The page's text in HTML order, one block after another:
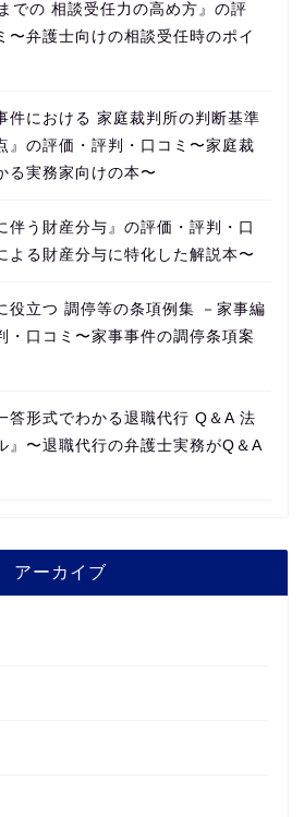
での 相談受任力の高め方』の評
〜弁護士向けの相談受任時のポイ
件における 家庭裁判所の判断基準
』の評価・評判・口コミ〜家庭裁
る実務家向けの本〜
伴う財産分与』の評価・評判・口
よる財産分与に特化した解説本〜
役立つ 調停等の条項例集 －家事編
・口コミ〜家事事件の調停条項案
答形式でわかる退職代行 Q＆A 法
』〜退職代行の弁護士実務がQ＆A
アーカイブ